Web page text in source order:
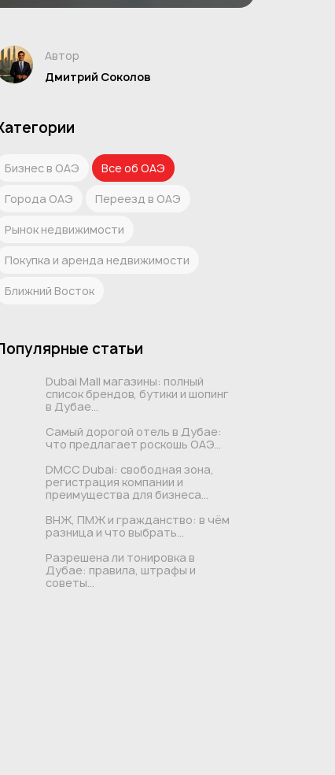
Автор
Дмитрий Соколов
Бизнес в ОАЭ Все об ОАЭ
Города ОАЭ Переезд в ОАЭ
Рынок недвижимости
Покупка и аренда недвижимости
Ближний Восток
статьи
Dubai Mall магазины: полный
список брендов, бутики и шопинг
в Дубае...
Самый дорогой отель в Дубае:
что предлагает роскошь ОАЭ...
DMCC Dubai: свободная зона,
регистрация компании и
преимущества для бизнеса...
ВНЖ, ПМЖ и гражданство: в чём
разница и что выбрать...
Разрешена ли тонировка в
Дубае: правила, штрафы и
советы...